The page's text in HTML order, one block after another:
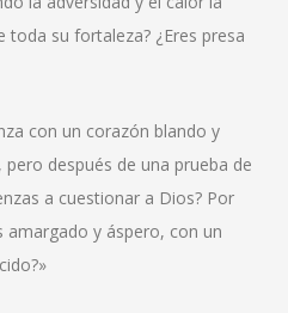
toda su fortaleza? ¿Eres presa
con un corazón blando y
después de una prueba de
a cuestionar a Dios? Por
amargado y áspero, con un